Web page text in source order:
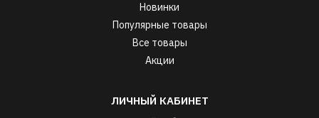
Новинки
Популярные товары
Все товары
Акции
ЛИЧНЫЙ КАБИНЕТ